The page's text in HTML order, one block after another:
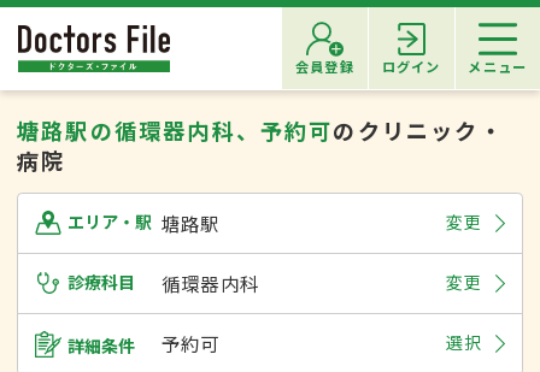
会員登録 ログイン メニュー
塘路駅の循環器内科、予約可のクリニック・
病院
エリア・駅 塘路駅 変更
診療科目 循環器内科 変更
詳細条件 予約可 選択